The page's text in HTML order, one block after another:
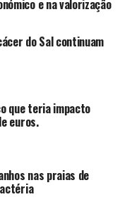
e na valorização
do Sal continuam
que teria impacto
euros.
nas praias de